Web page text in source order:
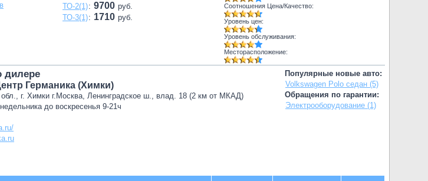
ТО-2(1): 9700 руб.
ТО-3(1): 1710 руб.
Соотношения Цена/Качество:
Уровень цен:
Уровень обслуживания:
Месторасположение:
Популярные новые авто:
Volkswagen Polo седан (5)
Обращения по гарантии:
Электрооборудование (1)
дилере
Германика (Химки)
обл., г. Химки г.Москва, Ленинградское ш., влад. 18 (2 км от МКАД)
до воскресенья 9-21ч